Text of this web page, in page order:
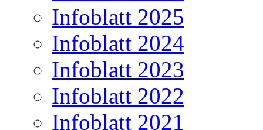
Infoblatt 2025
Infoblatt 2024
Infoblatt 2023
Infoblatt 2022
Infoblatt 2021